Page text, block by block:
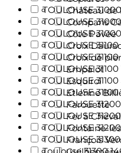
Château de
Compans
Côte Pavée
Croix
Croix de
Empalot
Esquirol
Etienne
Farouette
Fer à Cheval
Fontaine-
François
TOULOUSE
TOULOUSE
TOULOUSE
TOULOUSE
TOULOUSE
TOULOUSE
TOULOUSE
TOULOUSE
TOULOUSE
TOULOUSE
TOULOUSE
TOULOUSE